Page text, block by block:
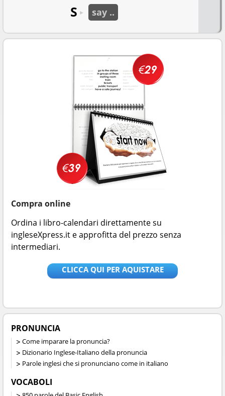
S ► say ..
Compra online
Ordina i libro-calendari direttamente su
ingleseXpress.it e approfitta del prezzo senza
intermediari.
CLICCA QUI PER AQUISTARE
PRONUNCIA
Come imparare la pronuncia?
Dizionario Inglese-Italiano della pronuncia
Parole inglesi che si pronunciano come in italiano
VOCABOLI